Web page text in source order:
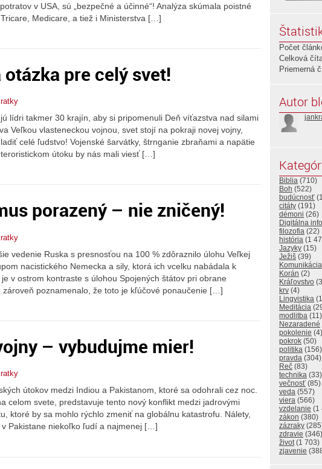
v USA, sú „bezpečné a účinné“! Analýza skúmala poistné
Medicare, a tiež i Ministerstva […]
pre celý svet!
lídri takmer 30 krajín, aby si pripomenuli Deň víťazstva nad silami
Veľkou vlasteneckou vojnou, svet stojí na pokraji novej vojny,
celé ľudstvo! Vojenské šarvátky, štrnganie zbraňami a napätie
útoku by nás mali viesť […]
porazený – nie zničený!
vedenie Ruska s presnosťou na 100 % zdôraznilo úlohu Veľkej
nacistického Nemecka a sily, ktorá ich vcelku nabádala k
v ostrom kontraste s úlohou Spojených štátov pri obrane
poznamenalo, že toto je kľúčové ponaučenie […]
– vybudujme mier!
útokov medzi Indiou a Pakistanom, ktoré sa odohrali cez noc.
celom svete, predstavuje tento nový konflikt medzi jadrovými
ktoré by sa mohlo rýchlo zmeniť na globálnu katastrofu. Nálety,
Pakistane niekoľko ľudí a najmenej […]
Počet
Celková
Priemerná
Autor
Biblia (710)
Boh (522)
budúcnosť
citáty (191)
démoni (26)
Digitálna
filozofia (22)
história (1
Jazyky (15)
Ježiš (39)
Komunikácia
Korán (2)
Kráľovstvo
krv (4)
Lingvistika
Meditácia
modlitba (11)
Nezaradené
pokolenie (4)
pokrok (50)
politika (156)
pravda (304)
Reč (83)
technika (33)
večnosť (85)
veda (557)
viera (566)
vzdelanie (1
zákon (380)
zázraky
zdravie (346)
život(1 703)
zjavenie